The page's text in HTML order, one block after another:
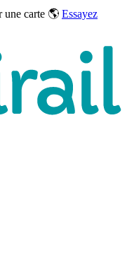
une carte 🌎 Essayez